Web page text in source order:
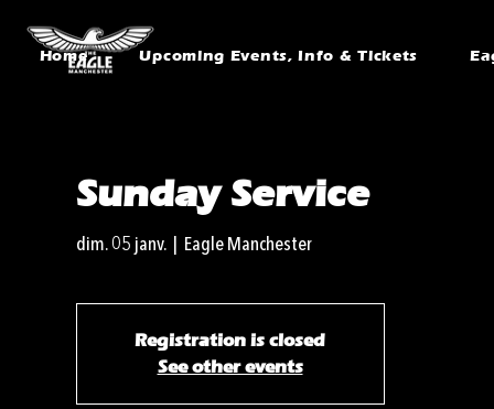
Home Upcoming Events, Info & Tickets
Sunday Service
dim. 05 janv.
  |
Eagle Manchester
Registration is closed
See other events